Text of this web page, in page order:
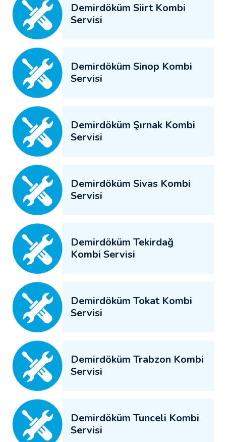
Demirdöküm Siirt Kombi
Servisi
Demirdöküm Sinop Kombi
Servisi
Demirdöküm Şırnak Kombi
Servisi
Demirdöküm Sivas Kombi
Servisi
Demirdöküm Tekirdağ
Kombi Servisi
Demirdöküm Tokat Kombi
Servisi
Demirdöküm Trabzon Kombi
Servisi
Demirdöküm Tunceli Kombi
Servisi